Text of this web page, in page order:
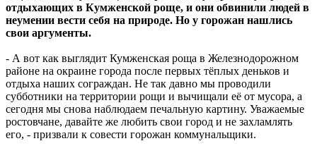
отдыхающих в Кумженской роще, и они обвинили людей в
неумении вести себя на природе. Но у горожан нашлись
свои аргументы.
- А вот как выглядит Кумженская роща в Железнодорожном
районе на окраине города после первых тёплых деньков и
отдыха наших сограждан. Не так давно мы проводили
субботники на территории рощи и вычищали её от мусора, а
сегодня мы снова наблюдаем печальную картину. Уважаемые
ростовчане, давайте же любить свои город и не захламлять
его, - призвали к совести горожан коммунальщики.